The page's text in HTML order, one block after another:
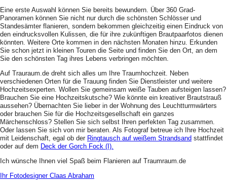
Eine erste Auswahl können Sie bereits bewundern. Über 360 Grad-
Panoramen können Sie nicht nur durch die schönsten Schlösser und
Standesämter flanieren, sondern bekommen gleichzeitig einen Eindruck von
den eindrucksvollen Kulissen, die für ihre zukünftigen Brautpaarfotos dienen
könnten. Weitere Orte kommen in den nächsten Monaten hinzu. Erkunden
Sie schon jetzt in kleinen Touren die Seite und finden Sie den Ort, an dem
Sie den schönsten Tag ihres Lebens verbringen möchten.
Auf Trauraum.de dreht sich alles um Ihre Traumhochzeit. Neben
verschiedenen Orten für die Trauung finden Sie Dienstleister und weitere
Hochzeitsexperten. Wollen Sie gemeinsam weiße Tauben aufsteigen lassen?
Brauchen Sie eine Hochzeitskutsche? Wie könnte ein kreativer Brautstrauß
aussehen? Übernachten Sie lieber in der Wohnung des Leuchtturmwärters
oder brauchen Sie für die Hochzeitsgesellschaft ein ganzes
Märchenschloss? Stellen Sie sich selbst Ihren perfekten Tag zusammen.
Oder lassen Sie sich von mir beraten. Als Fotograf betreue ich Ihre Hochzeit
mit Leidenschaft, egal ob der Ringtausch auf weißem Strandsand stattfindet
oder auf dem Deck der Gorch Fock (I).
Ich wünsche Ihnen viel Spaß beim Flanieren auf Traumraum.de
Ihr Fotodesigner Claas Abraham